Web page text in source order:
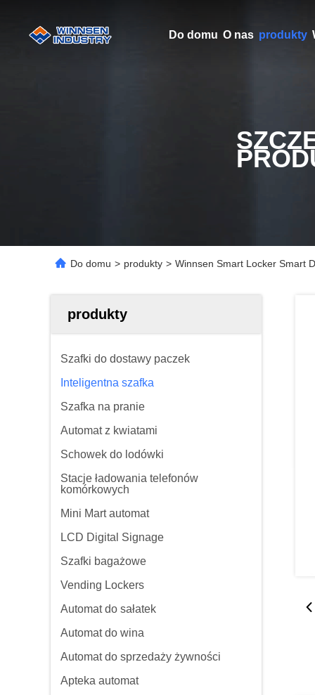
Do domu O nas produkty
Do domu > produkty > Winnsen Smart Locker Smart
produkty
Szafki do dostawy paczek
Inteligentna szafka
Szafka na pranie
Automat z kwiatami
Schowek do lodówki
Stacje ładowania telefonów
komórkowych
Mini Mart automat
LCD Digital Signage
Szafki bagażowe
Vending Lockers
Automat do sałatek
Automat do wina
Automat do sprzedaży żywności
Apteka automat